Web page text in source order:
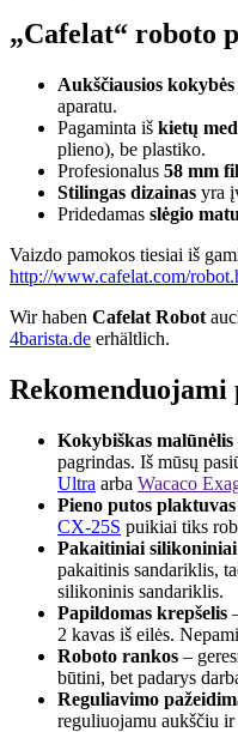
„Cafelat“ roboto
Aukščiausios
aparatu.
Pagaminta iš kietų
plieno), be plastiko.
Profesionalus 58 mm
Stilingas dizainas yra
Pridedamas slėgio
Vaizdo pamokos tiesiai iš
http://www.cafelat.com/
Wir haben Cafelat Robot
4barista.de erhältlich.
Rekomenduojami
Kokybiškas malūnėlis
pagrindas. Iš mūsų
Ultra arba Wacaco
Pieno putos plaktuvas
CX-25S puikiai tiks
Pakaitiniai
pakaitinis sandariklis,
silikoninis sandariklis.
Papildomas krepšelis
2 kavas iš eilės.
Roboto rankos –
būtini, bet padarys
Reguliavimo
reguliuojamu aukščiu